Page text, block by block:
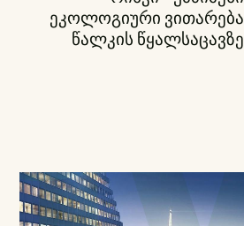
ეკოლოგიური ვითარება
წალკის წყალსაცავზე